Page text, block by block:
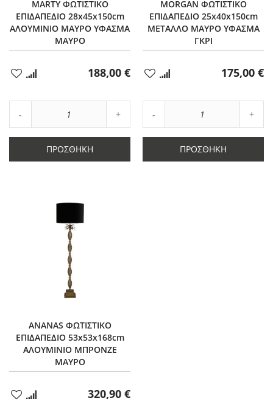
MARTY ΦΩΤΙΣΤΙΚΟ
ΕΠΙΔΑΠΕΔΙΟ 28x45x150cm
ΑΛΟΥΜΙΝΙΟ ΜΑΥΡΟ ΥΦΑΣΜΑ
ΜΑΥΡΟ
Προσθήκη
188,00 €
Μείωση
ποσότητας
Αύξηση
ποσότητας
κατά
ΠΡΟΣΘΉΚΗ
MORGAN ΦΩΤΙΣΤΙΚΟ
ΕΠΙΔΑΠΕΔΙΟ 25x40x150cm
ΜΕΤΑΛΛΟ ΜΑΥΡΟ ΥΦΑΣΜΑ
ΓΚΡΙ
Προσθήκη
175,00 €
Μείωση
ποσότητας
κατά
ΠΡΟΣΘΉΚΗ
ANANAS ΦΩΤΙΣΤΙΚΟ
ΕΠΙΔΑΠΕΔΙΟ 53x53x168cm
ΑΛΟΥΜΙΝΙΟ ΜΠΡΟΝΖΕ
ΜΑΥΡΟ
Προσθήκη
320,90 €